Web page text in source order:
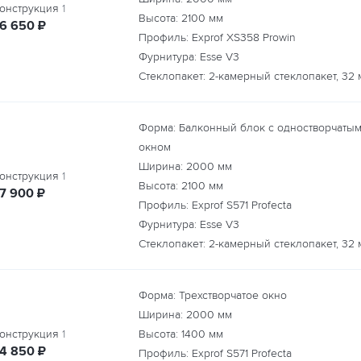
1
650 руб.
₽
Высота: 2100 мм
Профиль: Exprof XS358 Prowin
Фурнитура: Esse V3
Стеклопакет: 2-камерный стеклопакет, 32
1
900 руб.
₽
Форма: Балконный блок с одностворчатым
окном
Ширина: 2000 мм
Высота: 2100 мм
Профиль: Exprof S571 Profecta
Фурнитура: Esse V3
Стеклопакет: 2-камерный стеклопакет, 32
1
850 руб.
₽
Форма: Трехстворчатое окно
Ширина: 2000 мм
Высота: 1400 мм
Профиль: Exprof S571 Profecta